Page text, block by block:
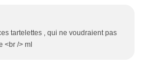
tartelettes , qui ne voudraient pas
<br /> ml